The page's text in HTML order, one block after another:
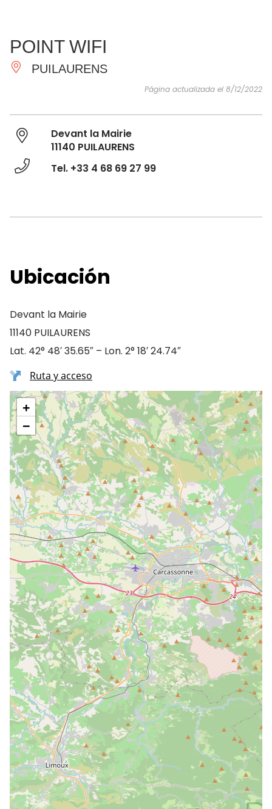
IMPRESCINDIBLES
POINT WIFI
PUILAURENS
Página actualizada el 8/12/2022
Devant la Mairie
11140 PUILAURENS
Tel. +33 4 68 69 27 99
Ubicación
Devant la Mairie
11140 PUILAURENS
Lat. 42° 48′ 35.65″ – Lon. 2° 18′ 24.74″
Ruta y acceso
+
−